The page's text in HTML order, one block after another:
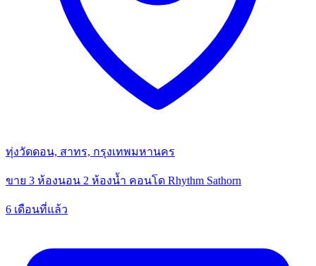
ทุ่งวัดดอน, สาทร, กรุงเทพมหานคร
ขาย 3 ห้องนอน 2 ห้องน้ำ คอนโด Rhythm Sathorn
6 เดือนที่แล้ว